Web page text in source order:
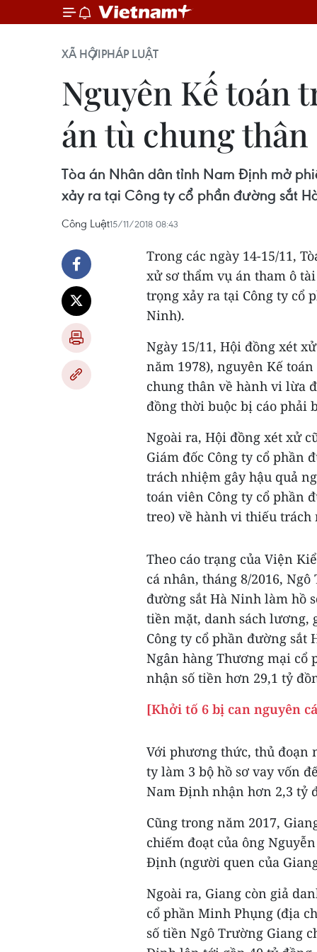
XÃ HỘIPHÁP LUẬT
Nguyên Kế toán
án tù chung thân
Tòa án Nhân dân tỉnh Nam Định mở
xảy ra tại Công ty cổ phần đường sắt
Công Luật15/11/2018 08:43
Trong các ngày 14-15/11,
xử sơ thẩm vụ án tham ô
trọng xảy ra tại Công ty cổ
Ninh).
Ngày 15/11, Hội đồng xét
năm 1978), nguyên Kế
chung thân về hành vi lừa
đồng thời buộc bị cáo phải
Ngoài ra, Hội đồng xét xử
Giám đốc Công ty cổ phần
trách nhiệm gây hậu quả
toán viên Công ty cổ phần
treo) về hành vi thiếu
Theo cáo trạng của Viện
cá nhân, tháng 8/2016,
đường sắt Hà Ninh làm hồ
tiền mặt, danh sách lương,
Công ty cổ phần đường
Ngân hàng Thương mại cổ
nhận số tiền hơn 29,1 tỷ
[Khởi tố 6 bị can nguyên
Với phương thức, thủ đoạn
ty làm 3 bộ hồ sơ vay vốn
Nam Định nhận hơn 2,3 tỷ
Cũng trong năm 2017,
chiếm đoạt của ông
Định (người quen của
Ngoài ra, Giang còn giả
cổ phần Minh Phụng (địa
số tiền Ngô Trường Giang